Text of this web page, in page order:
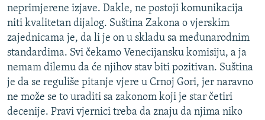
neprimjerene izjave. Dakle, ne postoji komunikacija
niti kvalitetan dijalog. Suština Zakona o vjerskim
zajednicama je, da li je on u skladu sa međunarodnim
standardima. Svi čekamo Venecijansku komisiju, a ja
nemam dilemu da će njihov stav biti pozitivan. Suština
je da se reguliše pitanje vjere u Crnoj Gori, jer naravno
ne može se to uraditi sa zakonom koji je star četiri
decenije. Pravi vjernici treba da znaju da njima niko